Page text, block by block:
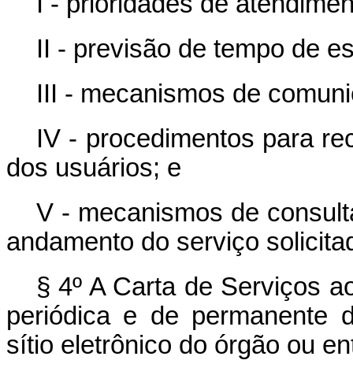
II - previsão de tempo de
III - mecanismos de
IV - procedimentos para
dos usuários; e
V - mecanismos de
andamento do serviço
§ 4º A Carta de Serviços
periódica e de permanente
sítio eletrônico do órgão ou